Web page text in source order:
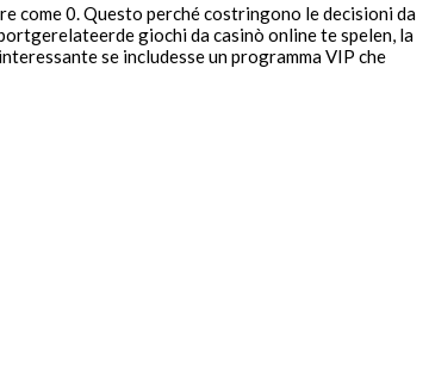
come 0. Questo perché costringono le decisioni da
giochi da casinò online te spelen, la
se includesse un programma VIP che